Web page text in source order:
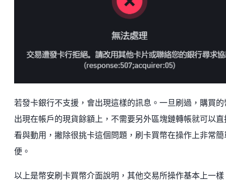
若發卡銀行不支援，會出現這樣的訊息。一旦刷過，購買的
出現在帳戶的現貨餘額上，不需要另外區塊鏈轉帳就可以直
看與動用，撇除很挑卡這個問題，刷卡買幣在操作上非常簡
便。
以上是幣安刷卡買幣介面說明，其他交易所操作基本上一樣